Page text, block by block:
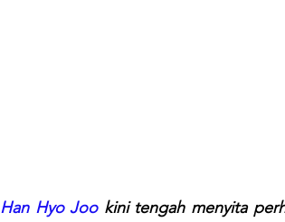
Han Hyo Joo kini tengah menyita